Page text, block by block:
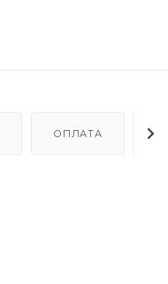
ОПЛАТА